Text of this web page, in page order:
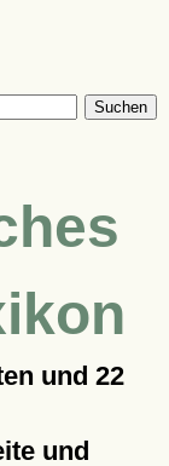
Suchen
und 22
und